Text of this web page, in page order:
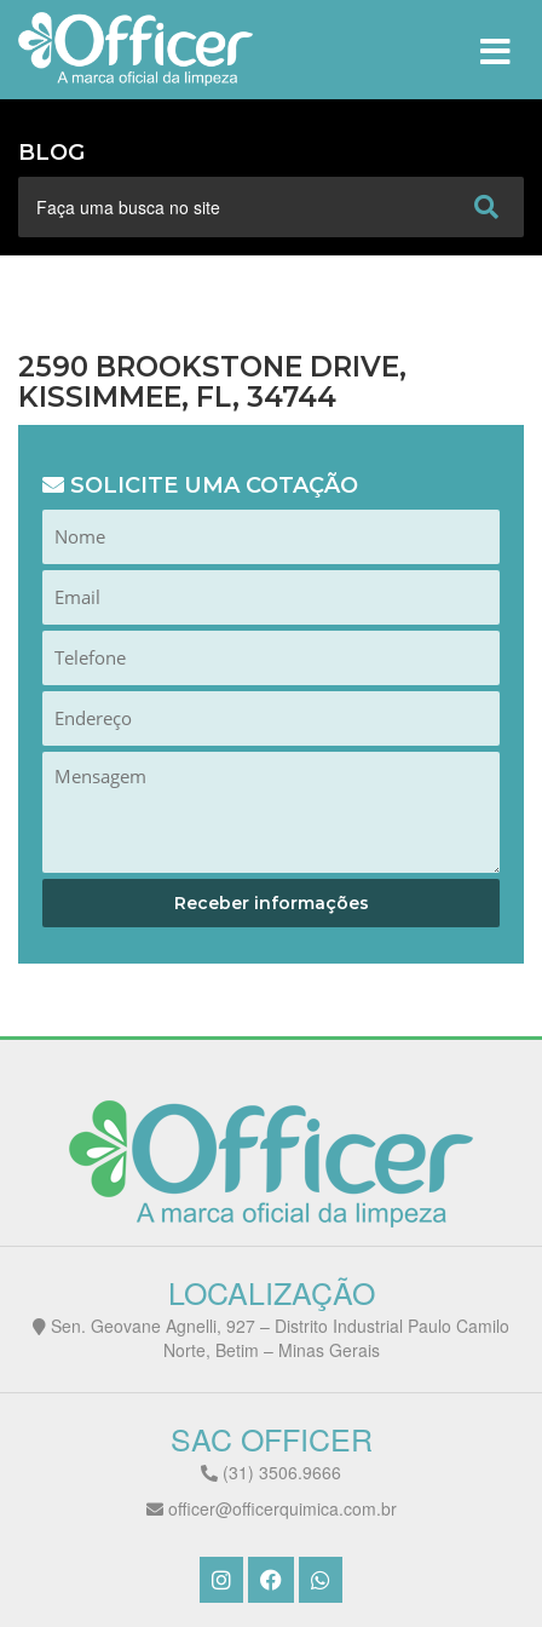
BLOG
2590 BROOKSTONE DRIVE,
KISSIMMEE, FL, 34744
SOLICITE UMA COTAÇÃO
LOCALIZAÇÃO
Sen. Geovane Agnelli, 927 – Distrito Industrial Paulo Camilo
Norte, Betim – Minas Gerais
SAC OFFICER
(31) 3506.9666
officer@officerquimica.com.br